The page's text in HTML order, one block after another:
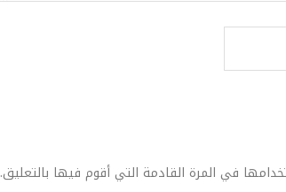
في المرة القادمة التي أقوم فيها بالتعليق.